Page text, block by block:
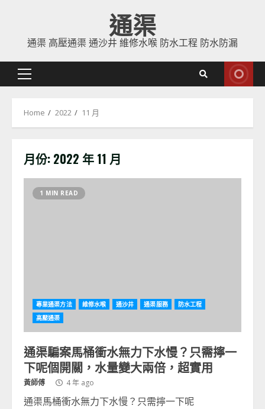
content
通渠
通渠 高壓通渠 通沙井 維修水喉 防水工程 防水防漏
Primary
Home 2022 11 月
月份: 2022 年 11 月
1 MIN READ
專業通渠方法 維修水喉 通沙井 通渠服務
防水工程
高壓通渠
通渠騙案馬桶衝水無力下水慢？只需擰一
下呢個開關，水量變大兩倍，超實用
黃師傅 4 年 ago
通渠馬桶衝水無力下水慢？只需擰一下呢